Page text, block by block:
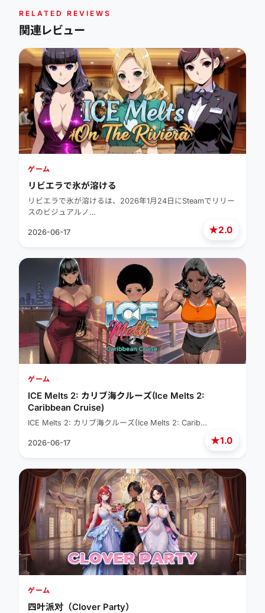
RELATED REVIEWS
関連レビュー
★2.0
ゲーム
リビエラで氷が溶ける
リビエラで氷が溶けるは、2026年1月24日にSteamでリリー
スのビジュアルノ…
2026-06-17
★1.0
ゲーム
ICE Melts 2: カリブ海クルーズ(Ice Melts 2:
Caribbean Cruise)
ICE Melts 2: カリブ海クルーズ(Ice Melts 2: Carib…
2026-06-17
ゲーム
四叶派对（Clover Party）